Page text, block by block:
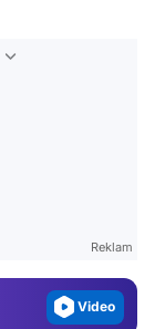
Reklam
Video